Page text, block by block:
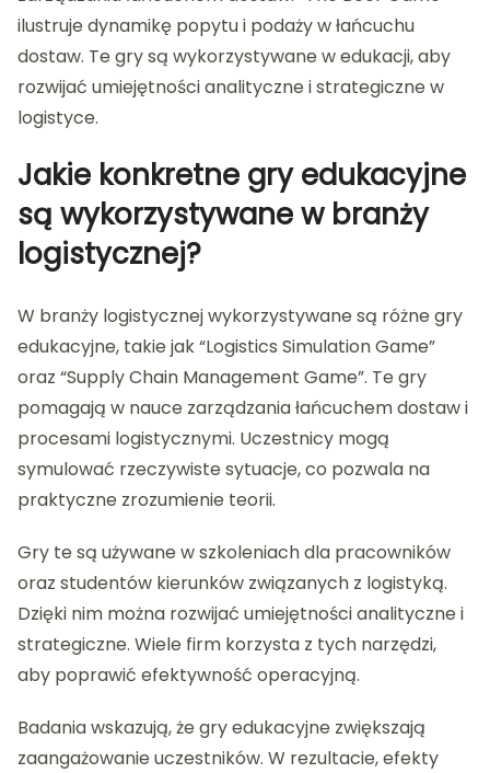
ilustruje dynamikę popytu i podaży w łańcuchu
dostaw. Te gry są wykorzystywane w edukacji, aby
rozwijać umiejętności analityczne i strategiczne w
logistyce.
Jakie konkretne gry edukacyjne
są wykorzystywane w branży
logistycznej?
W branży logistycznej wykorzystywane są różne gry
edukacyjne, takie jak “Logistics Simulation Game”
oraz “Supply Chain Management Game”. Te gry
pomagają w nauce zarządzania łańcuchem dostaw i
procesami logistycznymi. Uczestnicy mogą
symulować rzeczywiste sytuacje, co pozwala na
praktyczne zrozumienie teorii.
Gry te są używane w szkoleniach dla pracowników
oraz studentów kierunków związanych z logistyką.
Dzięki nim można rozwijać umiejętności analityczne i
strategiczne. Wiele firm korzysta z tych narzędzi,
aby poprawić efektywność operacyjną.
Badania wskazują, że gry edukacyjne zwiększają
zaangażowanie uczestników. W rezultacie, efekty